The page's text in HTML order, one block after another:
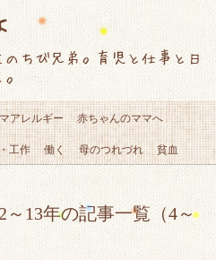
ちび兄弟。育児と仕事と日
アレルギー 赤ちゃんのママへ
工作 働く 母のつれづれ 貧血
13年の記事一覧（4～